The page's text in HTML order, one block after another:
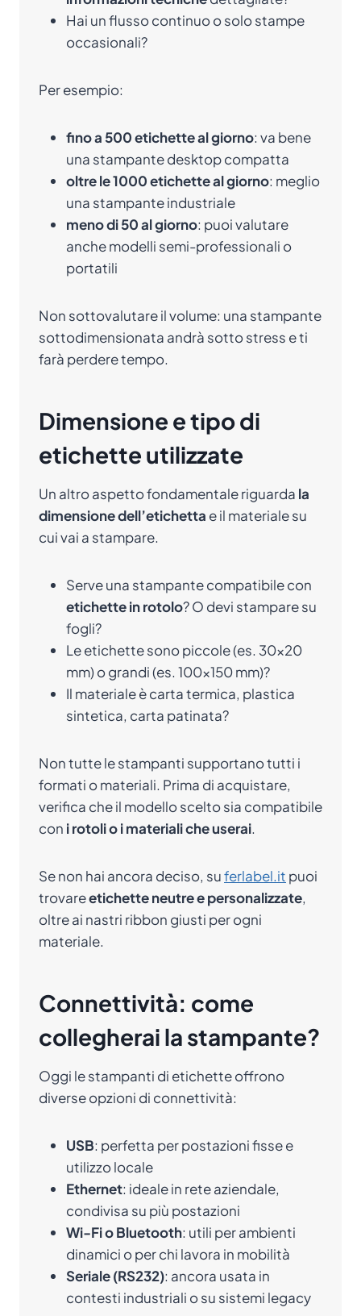
Hai un flusso continuo o solo stampe
occasionali?
Per esempio:
fino a 500 etichette al giorno: va bene
una stampante desktop compatta
oltre le 1000 etichette al giorno: meglio
una stampante industriale
meno di 50 al giorno: puoi valutare
anche modelli semi-professionali o
portatili
Non sottovalutare il volume: una stampante
sottodimensionata andrà sotto stress e ti
farà perdere tempo.
Dimensione e tipo di
etichette utilizzate
Un altro aspetto fondamentale riguarda la
dimensione dell’etichetta e il materiale su
cui vai a stampare.
Serve una stampante compatibile con
etichette in rotolo? O devi stampare su
fogli?
Le etichette sono piccole (es. 30×20
mm) o grandi (es. 100×150 mm)?
Il materiale è carta termica, plastica
sintetica, carta patinata?
Non tutte le stampanti supportano tutti i
formati o materiali. Prima di acquistare,
verifica che il modello scelto sia compatibile
con i rotoli o i materiali che userai.
Se non hai ancora deciso, suferlabel.it puoi
trovareetichette neutre e personalizzate,
oltre ai nastri ribbon giusti per ogni
materiale.
Connettività: come
collegherai la stampante?
Oggi le stampanti di etichette offrono
diverse opzioni di connettività:
USB: perfetta per postazioni fisse e
utilizzo locale
Ethernet: ideale in rete aziendale,
condivisa su più postazioni
Wi-Fi o Bluetooth: utili per ambienti
dinamici o per chi lavora in mobilità
Seriale (RS232): ancora usata in
contesti industriali o su sistemi legacy